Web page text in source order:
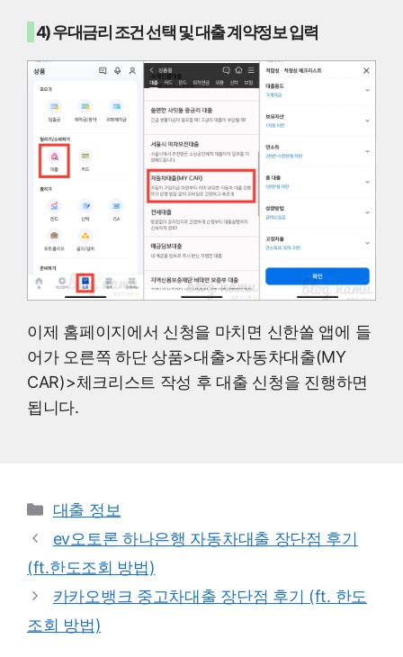
4) 우대금리 조건 선택 및 대출 계약정보 입력
이제 홈페이지에서 신청을 마치면 신한쏠 앱에 들
어가 오른쪽 하단 상품>대출>자동차대출(MY
CAR)>체크리스트 작성 후 대출 신청을 진행하면
됩니다.
Categories
대출 정보
ev오토론 하나은행 자동차대출 장단점 후기
(ft.한도조회 방법)
카카오뱅크 중고차대출 장단점 후기 (ft. 한도
조회 방법)